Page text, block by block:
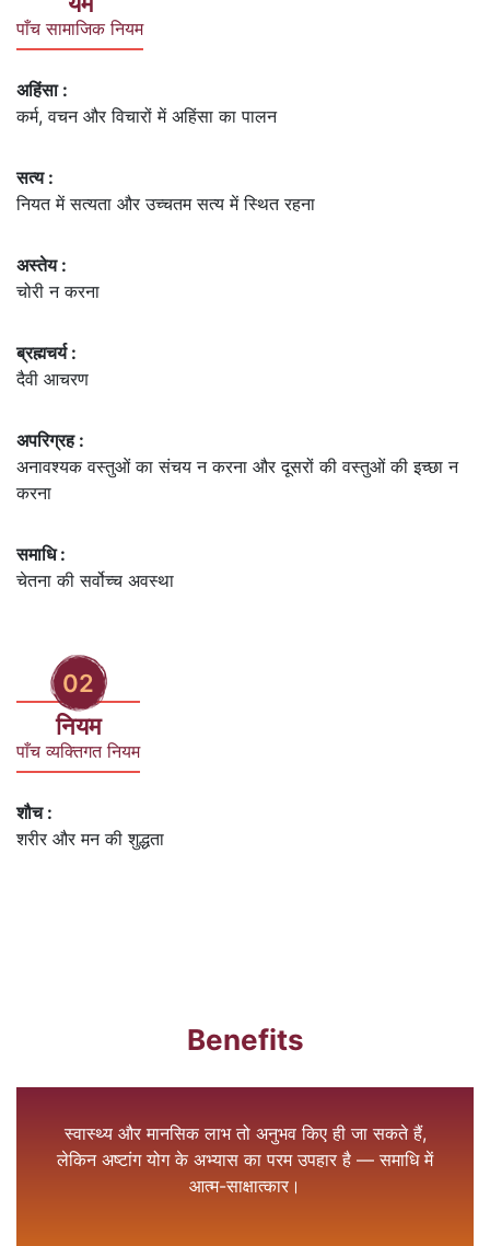
पाँच सामाजिक नियम
अहिंसा :
कर्म, वचन और विचारों में अहिंसा का पालन
सत्य :
नियत में सत्यता और उच्चतम सत्य में स्थित रहना
अस्तेय :
चोरी न करना
ब्रह्मचर्य :
दैवी आचरण
अपरिग्रह :
अनावश्यक वस्तुओं का संचय न करना और दूसरों की वस्तुओं की इच्छा न
करना
समाधि :
चेतना की सर्वोच्च अवस्था
02
नियम
पाँच व्यक्तिगत नियम
शौच :
शरीर और मन की शुद्धता
Benefits
स्वास्थ्य और मानसिक लाभ तो अनुभव किए ही जा सकते हैं,
लेकिन अष्टांग योग के अभ्यास का परम उपहार है — समाधि में
आत्म-साक्षात्कार।